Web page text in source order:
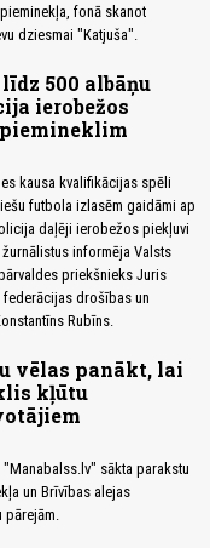
fonā skanot
dziesmai "Katjuša".
500 albāņu
ierobežos
kausa kvalifikācijas spēli
futbola izlasēm gaidāmi ap
daļēji ierobežos piekļuvi
informēja Valsts
priekšnieks Juris
federācijas drošības un
Rubīns.
vēlas panākt, lai
kļūtu
sākta parakstu
un Brīvības alejas
pārejām.